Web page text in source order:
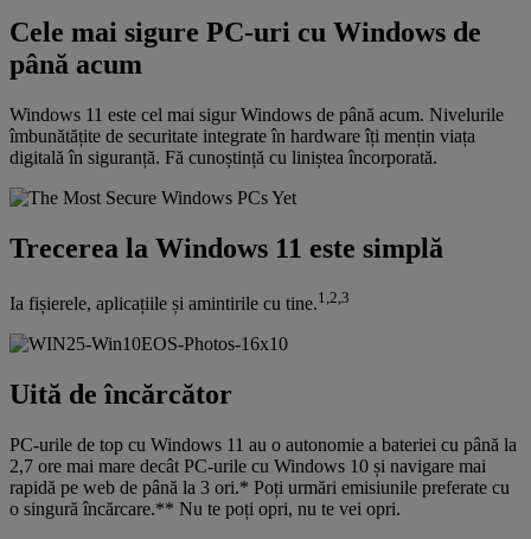
Cele mai sigure PC-uri cu Windows de
până acum
Windows 11 este cel mai sigur Windows de până acum. Nivelurile
îmbunătățite de securitate integrate în hardware îți mențin viața
digitală în siguranță. Fă cunoștință cu liniștea încorporată.
Trecerea la Windows 11 este simplă
Ia fișierele, aplicațiile și amintirile cu tine.1,2,3
Uită de încărcător
PC-urile de top cu Windows 11 au o autonomie a bateriei cu până la
2,7 ore mai mare decât PC-urile cu Windows 10 și navigare mai
rapidă pe web de până la 3 ori.* Poți urmări emisiunile preferate cu
o singură încărcare.** Nu te poți opri, nu te vei opri.